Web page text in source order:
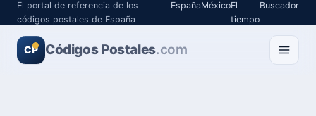
El portal de referencia de los
códigos postales de España
EspañaMéxicoEl
tiempo
Buscador
CP Códigos Postales.com